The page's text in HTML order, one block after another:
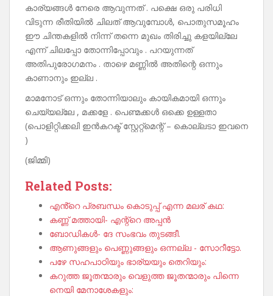
കാര്യങ്ങൾ നേരെ ആവുന്നത് . പക്ഷെ ഒരു പരിധി
വിടുന്ന രീതിയിൽ ചിലത് ആവുമ്പോൾ, പൊതുസമൂഹം
ഈ ചിന്തകളിൽ നിന്ന് തന്നെ മുഖം തിരിച്ചു കളയില്ലേ
എന്ന് ചിലപ്പോ തോന്നിപ്പോവും . പറയുന്നത്
അതിപുരോഗമനം . താഴെ മണ്ണിൽ അതിന്റെ ഒന്നും
കാണാനും ഇല്ല .
മാമനോട് ഒന്നും തോന്നിയാലും കായികമായി ഒന്നും
ചെയ്യല്ലേ , മക്കളേ . പെണ്മക്കൾ ഒക്കെ ഉള്ളതാ
(പൊളിറ്റിക്കലി ഇൻകറക്ട് സ്റ്റേറ്റ്മെന്റ് – കൊല്ലടാ ഇവനെ
)
(ജിമ്മി)
Related Posts:
എൻ്റെ പ്രബന്ധം കൊടുപ്പ് എന്ന മലര് കഥ:
കണ്ണ് മത്തായി- എന്റ്റെ അപ്പൻ
ബോഡികൾ- ദേ സംഭവം തുടങ്ങീ.
ആണുങ്ങളും പെണ്ണുങ്ങളും ഒന്നല്ല - സോറീട്ടോ.
പഴേ സഹപാഠിയും ഭാര്യയും തെറിയും:
കറുത്ത ജൂതന്മാരും വെളുത്ത ജൂതന്മാരും പിന്നെ
നെയി മേനാശേകളും: